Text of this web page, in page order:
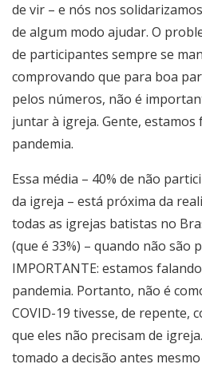
de vir – e nós nos
de algum modo ajudar. O
de participantes sempre se
comprovando que para boa
pelos números, não é
juntar à igreja. Gente, estamos
pandemia.
Essa média – 40% de não
da igreja – está próxima da
todas as igrejas batistas no
(que é 33%) – quando não são
IMPORTANTE: estamos
pandemia. Portanto, não é
COVID-19 tivesse, de repente,
que eles não precisam de
tomado a decisão antes